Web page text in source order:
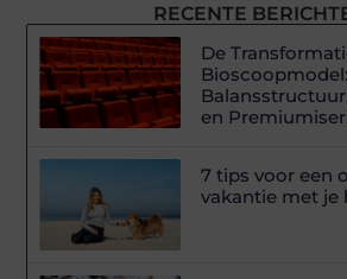
RECENTE
De
Bioscoopmodel:
en
7 tips voor een
vakantie met je